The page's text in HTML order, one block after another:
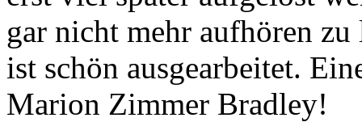
gar nicht mehr aufhören
ist schön ausgearbeitet.
Marion Zimmer Bradley!